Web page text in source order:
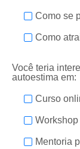
Como se
Como
Você teria
autoestima em:
Curso
Workshop
Mentoria